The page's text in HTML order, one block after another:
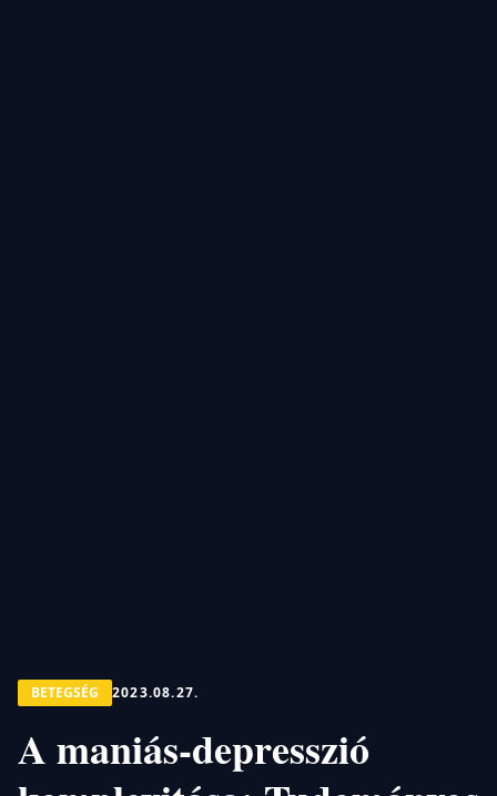
BETEGSÉG 2023.08.27.
A maniás-depresszió